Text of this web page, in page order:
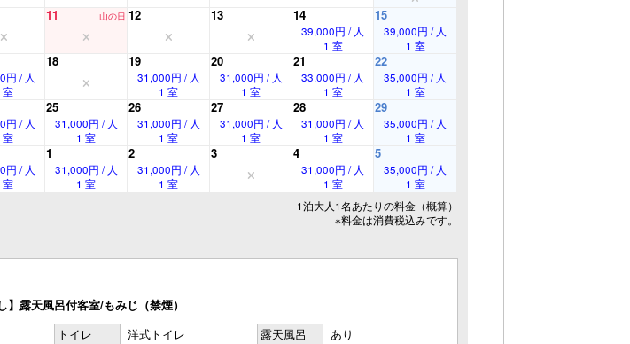
11 山の日 12 13 14
39,000円 / 人
1 室
15
39,000円 / 人
1 室
円 / 人
室
18 19
31,000円 / 人
1 室
20
31,000円 / 人
1 室
21
33,000円 / 人
1 室
22
35,000円 / 人
1 室
円 / 人
室
25
31,000円 / 人
1 室
26
31,000円 / 人
1 室
27
31,000円 / 人
1 室
28
31,000円 / 人
1 室
29
35,000円 / 人
1 室
円 / 人
室
1
31,000円 / 人
1 室
2
31,000円 / 人
1 室
3 4
31,000円 / 人
1 室
5
35,000円 / 人
1 室
1泊大人1名あたりの料金（概算）
※料金は消費税込みです。
露天風呂付客室/もみじ（禁煙）
トイレ 洋式トイレ 露天風呂
あり